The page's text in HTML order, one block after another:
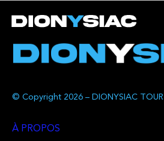
© Copyright 2026 – DIONYSIAC TOUR
À PROPOS